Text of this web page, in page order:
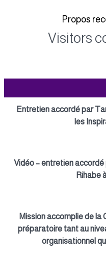
Propos
Visitors
Entretien accordé par
les
Vidéo – entretien
Rihabe
Mission accomplie de la
préparatoire tant au
organisationnel